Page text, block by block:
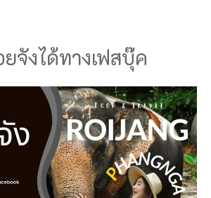
จังได้ทางเฟสบุ๊ค